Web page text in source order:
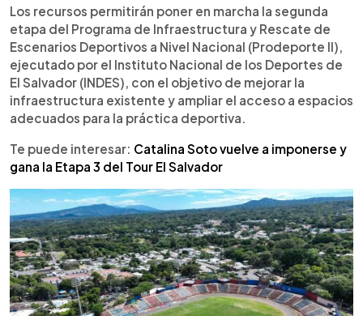
Chalatenango y Morazán, e incluyen estadios,
complejos deportivos y gimnasios. Entre los
recintos más destacados están los estadios Juan
Francisco Barraza y Óscar Alberto Quiteño. El
programa busca ampliar la cobertura territorial de
la infraestructura deportiva y dar continuidad a la
estrategia iniciada con Prodeporte I.
Los recursos permitirán poner en marcha la segunda
etapa del Programa de Infraestructura y Rescate de
Escenarios Deportivos a Nivel Nacional (Prodeporte II),
ejecutado por el Instituto Nacional de los Deportes de
El Salvador (INDES), con el objetivo de mejorar la
infraestructura existente y ampliar el acceso a espacios
adecuados para la práctica deportiva.
Te puede interesar: Catalina Soto vuelve a imponerse y
gana la Etapa 3 del Tour El Salvador